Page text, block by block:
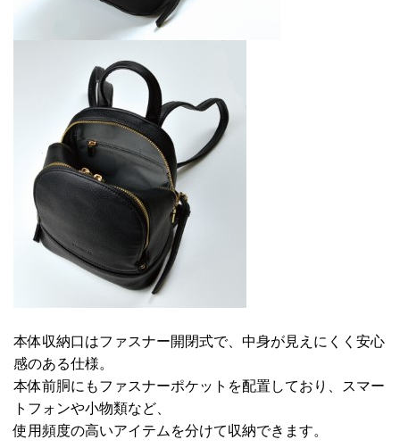
本体収納口はファスナー開閉式で、中身が見えにくく安心
感のある仕様。
本体前胴にもファスナーポケットを配置しており、スマー
トフォンや小物類など、
使用頻度の高いアイテムを分けて収納できます。